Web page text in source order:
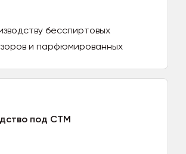
бесспиртовых
и парфюмированных
под СТМ